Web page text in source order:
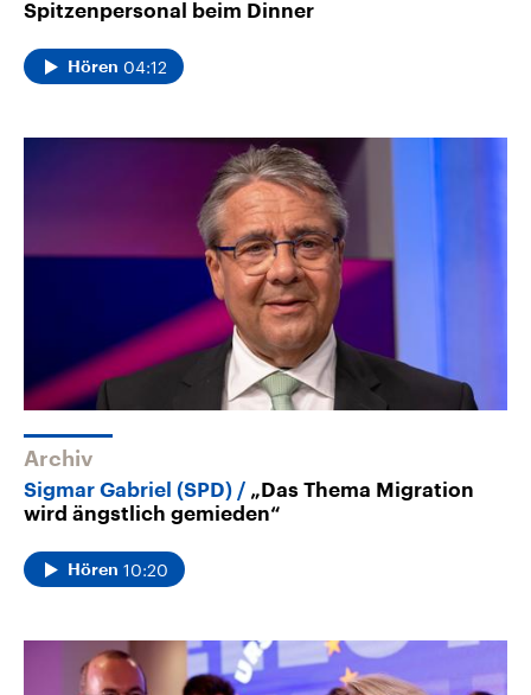
Spitzenpersonal beim Dinner
Hören 04:12
Archiv
Sigmar Gabriel (SPD)
„Das Thema Migration
wird ängstlich gemieden“
Hören 10:20